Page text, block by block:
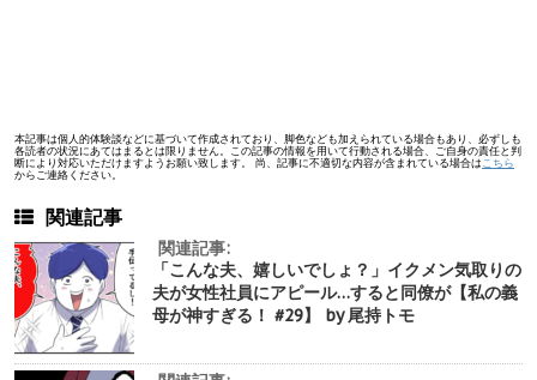
本記事は個人的体験談などに基づいて作成されており、脚色なども加えられている場合もあり、必ずしも
各読者の状況にあてはまるとは限りません。この記事の情報を用いて行動される場合、ご自身の責任と判
断により対応いただけますようお願い致します。 尚、記事に不適切な内容が含まれている場合は こちら
からご連絡ください。
関連記事
関連記事:
「こんな夫、嬉しいでしょ？」イクメン気取りの
夫が女性社員にアピール…すると同僚が【私の義
母が神すぎる！ #29】 by 尾持トモ